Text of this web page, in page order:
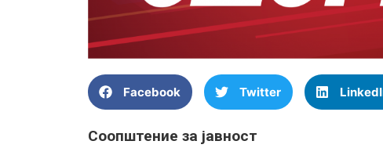
Facebook Twitter
Соопштение за јавност